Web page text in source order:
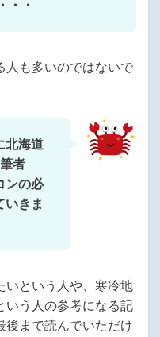
・・
人も多いのではないで
北海道
者
ンの必
いきま
いという人や、寒冷地
いう人の参考になる記
後まで読んでいただけ